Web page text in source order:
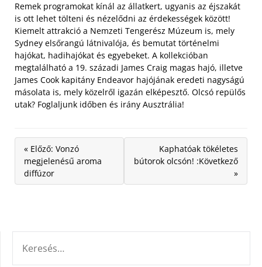
Remek programokat kínál az állatkert, ugyanis az éjszakát
is ott lehet tölteni és nézelődni az érdekességek között!
Kiemelt attrakció a Nemzeti Tengerész Múzeum is, mely
Sydney elsőrangú látnivalója, és bemutat történelmi
hajókat, hadihajókat és egyebeket. A kollekcióban
megtalálható a 19. századi James Craig magas hajó, illetve
James Cook kapitány Endeavor hajójának eredeti nagyságú
másolata is, mely közelről igazán elképesztő. Olcsó repülős
utak? Foglaljunk időben és irány Ausztrália!
« Előző: Vonzó
megjelenésű aroma
diffúzor
Kaphatóak tökéletes
bútorok olcsón! :Következő
»